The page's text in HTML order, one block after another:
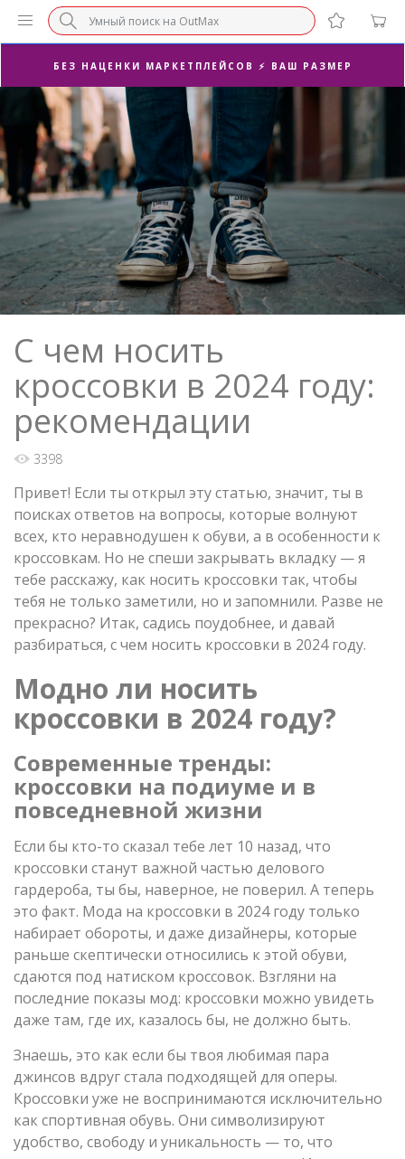
СУПЕРАКЦИЯ 🔥 2-Я ПАРА -50%
БЕЗ НАЦЕНКИ МАРКЕТПЛЕЙСОВ ⚡ ВАШ РАЗМЕР
3-Я ПАРА В ПОДАРОК 🎁
ПОСЛЕДНИЕ РАЗМЕРЫ ОТ 1500₽⚡️
СУПЕРАКЦИЯ 🔥 2-Я ПАРА -50%
С чем носить
кроссовки в 2024 году:
рекомендации
3398
Привет! Если ты открыл эту статью, значит, ты в
поисках ответов на вопросы, которые волнуют
всех, кто неравнодушен к обуви, а в особенности к
кроссовкам. Но не спеши закрывать вкладку — я
тебе расскажу, как носить кроссовки так, чтобы
тебя не только заметили, но и запомнили. Разве не
прекрасно? Итак, садись поудобнее, и давай
разбираться, с чем носить кроссовки в 2024 году.
Модно ли носить
кроссовки в 2024 году?
Современные тренды:
кроссовки на подиуме и в
повседневной жизни
Если бы кто-то сказал тебе лет 10 назад, что
кроссовки станут важной частью делового
гардероба, ты бы, наверное, не поверил. А теперь
это факт. Мода на кроссовки в 2024 году только
набирает обороты, и даже дизайнеры, которые
раньше скептически относились к этой обуви,
сдаются под натиском кроссовок. Взгляни на
последние показы мод: кроссовки можно увидеть
даже там, где их, казалось бы, не должно быть.
Знаешь, это как если бы твоя любимая пара
джинсов вдруг стала подходящей для оперы.
Кроссовки уже не воспринимаются исключительно
как спортивная обувь. Они символизируют
удобство, свободу и уникальность — то, что